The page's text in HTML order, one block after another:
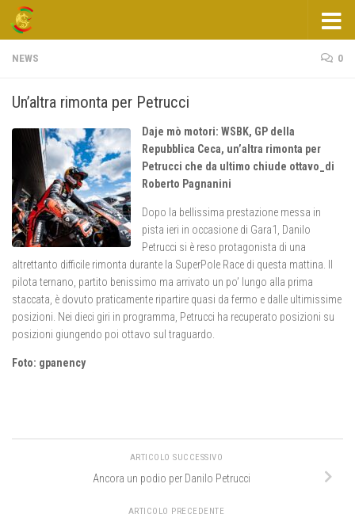
Salta al contenuto
NEWS 0
Un’altra rimonta per Petrucci
Daje mò motori: WSBK, GP della
Repubblica Ceca, un’altra rimonta per
Petrucci che da ultimo chiude ottavo_di
Roberto Pagnanini
Dopo la bellissima prestazione messa in
pista ieri in occasione di Gara1, Danilo
Petrucci si è reso protagonista di una
altrettanto difficile rimonta durante la SuperPole Race di questa mattina. Il
pilota ternano, partito benissimo ma arrivato un po’ lungo alla prima
staccata, è dovuto praticamente ripartire quasi da fermo e dalle ultimissime
posizioni. Nei dieci giri in programma, Petrucci ha recuperato posizioni su
posizioni giungendo poi ottavo sul traguardo.
Foto: gpanency
ARTICOLO SUCCESSIVO
Ancora un podio per Danilo Petrucci
ARTICOLO PRECEDENTE